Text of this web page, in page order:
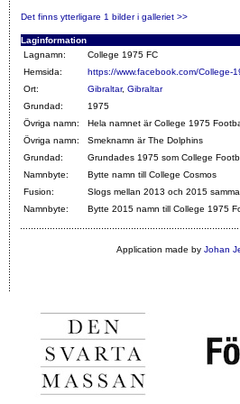
Det finns ytterligare 1 bilder i galleriet >>
Laginformation
Lagnamn:
College 1975 FC
Hemsida:
https://www.facebook.com/College-
Ort:
Gibraltar, Gibraltar
Grundad:
1975
Övriga namn:
Hela namnet är College 1975
Övriga namn:
Smeknamn är The Dolphins
Grundad:
Grundades 1975 som College
Namnbyte:
Bytte namn till College Cosmos
Fusion:
Slogs mellan 2013 och 2015
Namnbyte:
Bytte 2015 namn till College 1975
Application made by Johan